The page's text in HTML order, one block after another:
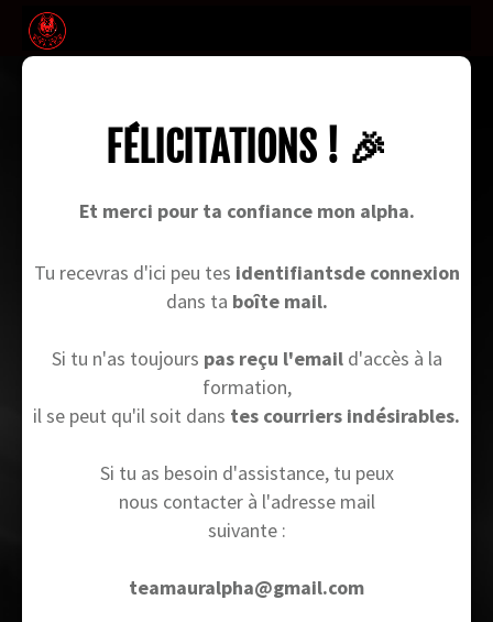
FÉLICITATIONS ! 🎉
Et merci pour ta confiance mon alpha.
Tu recevras d'ici peu tes identifiantsde connexion
dans ta boîte mail.
Si tu n'as toujours pas reçu l'emaild'accès à la
formation,
il se peut qu'il soit dans tes courriers indésirables.
Si tu as besoin d'assistance, tu peux
nous contacter à l'adresse mail
suivante :
teamauralpha@gmail.com